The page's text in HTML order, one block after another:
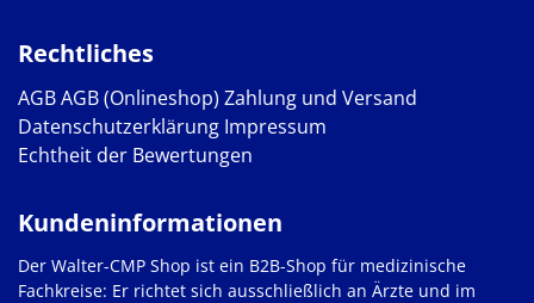
Rechtliches
AGBAGB (Onlineshop) Zahlung und Versand
Datenschutzerklärung Impressum
Echtheit der Bewertungen
Kundeninformationen
Der Walter-CMP Shop ist ein B2B-Shop für medizinische
Fachkreise: Er richtet sich ausschließlich an Ärzte und im